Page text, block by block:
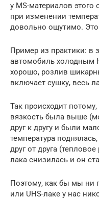
у МS-материалов этого
при изменении
довольно ощутимо. Это
Пример из практики: в
автомобиль холодным
хорошо, розлив
включает сушку, весь
Так происходит
вязкость была выше
друг к другу и были
температура
друг от друга
лака снизилась и он
Поэтому, как бы мы ни
или UHS-лаке у нас